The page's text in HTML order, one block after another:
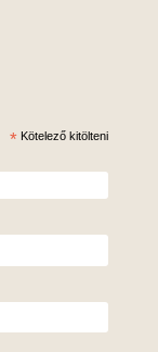
* Kötelező kitölteni